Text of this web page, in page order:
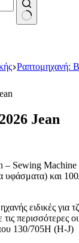
Ραπτομηχανή:
Jean
– Sewing Machine
υφάσματα) και
ειδικές για
περισσότερες
130/705H (H-J)